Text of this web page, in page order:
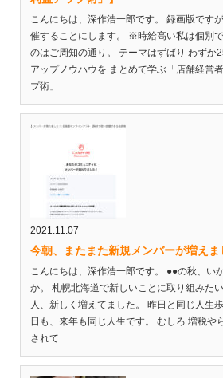
こんにちは、深作浩一郎です。 録画版です
催することにします。 ※時給高い私は個別
のはご周知の通り。 テーマはずばり わずか
アップノウハウを まとめて学ぶ「店舗経営
プ術」 ...
2021.11.07
今朝、またまた新規メンバーが増えま
こんにちは、深作浩一郎です。 ●●の秋、い
か。 札幌北海道で新しいことに取り組みた
人、新しく増えてました。 昨日と同じ人生
日も、来年も同じ人生です。 むしろ 増税や
されて...